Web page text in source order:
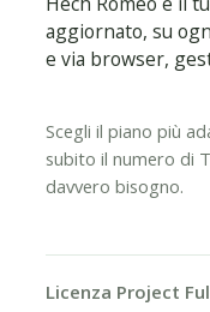
aggiornato, su
e via browser,
Scegli il piano più
subito il numero di
davvero bisogno.
Licenza Project